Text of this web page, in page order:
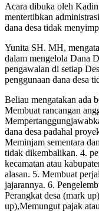
Acara dibuka oleh
mentertibkan
dana desa tidak
Yunita SH. MH,
dalam mengelola Dana
pengawalan di setiap
penggunaan dana desa
Beliau mengatakan ada
Membuat rancangan
dana desa padahal
Meminjam sementara
tidak dikembalikan. 4.
kecamatan atau
alasan. 5. Membuat
jajarannya. 6.
Perangkat desa (mark
up),Memungut pajak